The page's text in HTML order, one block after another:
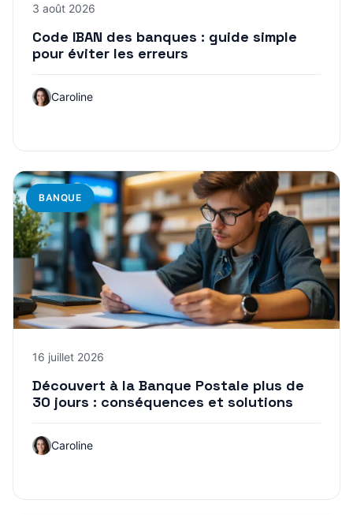
3 août 2026
Code IBAN des banques : guide simple
pour éviter les erreurs
Caroline
BANQUE
16 juillet 2026
Découvert à la Banque Postale plus de
30 jours : conséquences et solutions
Caroline